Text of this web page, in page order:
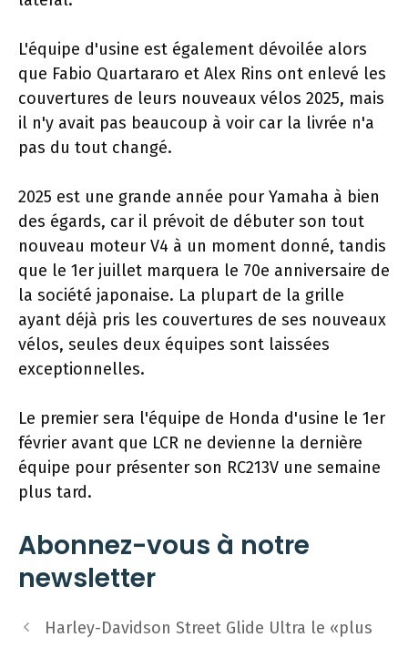
L'équipe d'usine est également dévoilée alors
que Fabio Quartararo et Alex Rins ont enlevé les
couvertures de leurs nouveaux vélos 2025, mais
il n'y avait pas beaucoup à voir car la livrée n'a
pas du tout changé.
2025 est une grande année pour Yamaha à bien
des égards, car il prévoit de débuter son tout
nouveau moteur V4 à un moment donné, tandis
que le 1er juillet marquera le 70e anniversaire de
la société japonaise. La plupart de la grille
ayant déjà pris les couvertures de ses nouveaux
vélos, seules deux équipes sont laissées
exceptionnelles.
Le premier sera l'équipe de Honda d'usine le 1er
février avant que LCR ne devienne la dernière
équipe pour présenter son RC213V une semaine
plus tard.
Abonnez-vous à notre
newsletter
Navigation
Harley-Davidson Street Glide Ultra le «plus